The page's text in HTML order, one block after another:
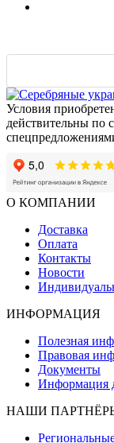
Условия
действительны по
О КОМПАНИИ
Доставка
Оплата
Контакты
Новости
ИНФОРМАЦИЯ
Полезная
Правовая
Документы
Информация
НАШИ